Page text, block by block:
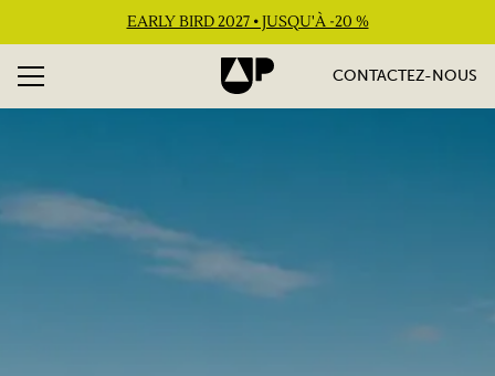
EARLY BIRD 2027 • JUSQU'À -20 %
CONTACTEZ-NOUS